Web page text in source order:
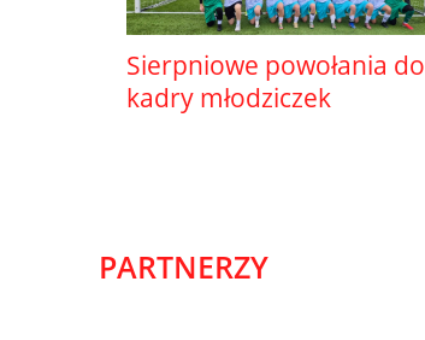
Sierpniowe powołania do
kadry młodziczek
PARTNERZY